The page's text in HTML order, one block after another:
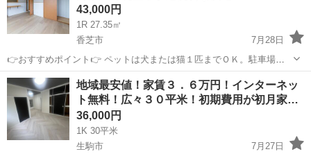
43,000円
1R 27.35㎡
香芝市
7月28日
👉️おすすめポイント👉️ ペットは犬または猫１匹までＯＫ。駐車場あ
り、大型バイク、原付、自転車の駐輪場完備。近隣に商業施設あり。
■物件名：26828 ノーブル参番館 ■建物種別：マンション ■所在地：奈
良県香芝市瓦口 ...
奈良 香芝市 マンション 無料
地域最安値！家賃３．６万円！インターネッ
ト無料！広々３０平米！初期費用が初月家…
36,000円
1K 30平米
生駒市
7月27日